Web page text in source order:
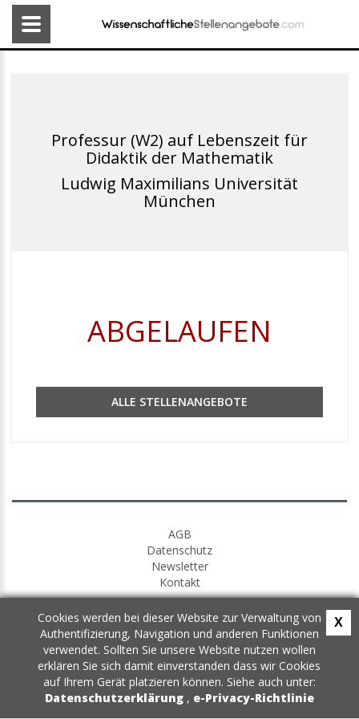
Professur (W2) auf Lebenszeit für
Didaktik der Mathematik
Ludwig Maximilians Universität
München
ABGELAUFEN
ALLE STELLENANGEBOTE
AGB
Datenschutz
Newsletter
Kontakt
Cookies werden bei dieser Website zur Verwaltung von
Authentifizierung, Navigation und anderen Funktionen
verwendet. Sollten Sie unsere Website nutzen wollen
erklären Sie sich damit einverstanden dass wir Cookies
auf Ihrem Gerät platzieren können. Siehe auch unter:
Datenschutzerklärung , e-Privacy-Richtlinie
X